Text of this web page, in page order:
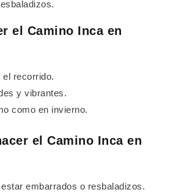
el Camino Inca en
el recorrido.
y vibrantes.
como en invierno.
el Camino Inca en
embarrados o resbaladizos.